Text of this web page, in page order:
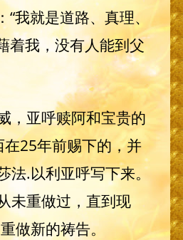
我就是道路、真理、
着我，没有人能到父
，亚呼赎阿和宝贵的
25年前赐下的，并
法.以利亚呼写下来。
未重做过，直到现
做新的祷告。